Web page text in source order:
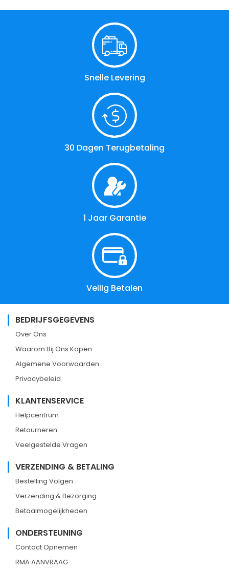
Snelle Levering
30 Dagen Terugbetaling
1 Jaar Garantie
Veilig Betalen
BEDRIJFSGEGEVENS
Over Ons
Waarom Bij Ons Kopen
Algemene Voorwaarden
Privacybeleid
KLANTENSERVICE
Helpcentrum
Retourneren
Veelgestelde Vragen
VERZENDING & BETALING
Bestelling Volgen
Verzending & Bezorging
Betaalmogelijkheden
ONDERSTEUNING
Contact Opnemen
RMA AANVRAAG